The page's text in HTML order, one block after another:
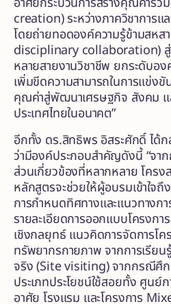
creation) ระหว่างภาควิชาการแ
โดยถ่ายทอดองค์ความรู้ข้ามสหส
disciplinary collaboration)
หลายสายงานวิชาชีพ ยกระดับอง
เพิ่มขีดความสามารถในการแข่ง
คุณค่าสู่พัฒนาเศรษฐกิจ สังคม
ประเทศไทยในอนาคต”
อีกทั้ง ดร.สิทธิพร อิสระศักดิ์ ได้ก
ว่ามีองค์ประกอบสำคัญดังนี้ “จ
ส่วนเกี่ยวข้องที่หลากหลาย โครง
หลักสูตรจะช่วยให้ผู้อบรมเข้าใจ
การกำหนดทิศทางและแนวทางก
รายละเอียดการออกแบบโครงกา
เชิงกลยุทธ์ แนวคิดการจัดการโค
ทรัพยากรกายภาพ จากการเรีย
จริง (Site visiting) จากกรณีศึ
ประเภทประโยชน์ใช้สอยทั้ง ศูนย์
อาศัย โรงแรม และโครงการ